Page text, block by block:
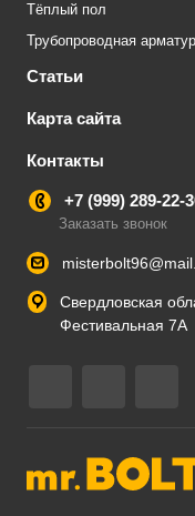
Тёплый пол
Трубопроводная
Статьи
Карта сайта
Контакты
+7 (999) 289-22-
Заказать звонок
Свердловская
Фестивальная 7А